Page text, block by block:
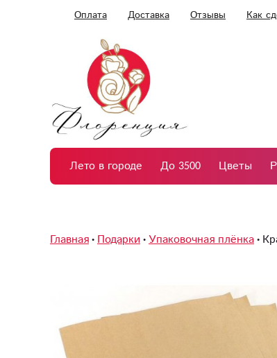
Оплата Доставка Отзывы Как
Лето в городе До 3500 Цветы
Главная Подарки Упаковочная плёнка